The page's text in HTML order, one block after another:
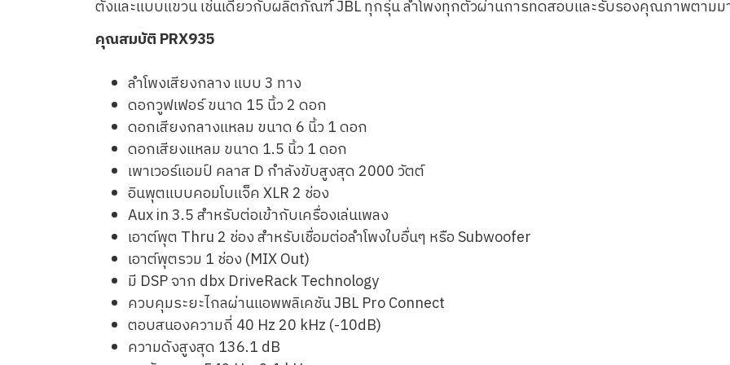
ตั้งและแบบแขวน เช่นเดียวกับผลิตภัณฑ์ JBL ทุกรุ่น ลำโพงทุกตัวผ่านการทดสอบและรับรองคุณภาพตาม
คุณสมบัติ PRX935
ลำโพงเสียงกลาง แบบ 3 ทาง
ดอกวูฟเฟอร์ ขนาด 15 นิ้ว 2 ดอก
ดอกเสียงกลางแหลม ขนาด 6 นิ้ว 1 ดอก
ดอกเสียงแหลม ขนาด 1.5 นิ้ว 1 ดอก
เพาเวอร์แอมป์ คลาส D กำลังขับสูงสุด 2000 วัตต์
อินพุตแบบคอมโบแจ็ค XLR 2 ช่อง
Aux in 3.5 สำหรับต่อเข้ากับเครื่องเล่นเพลง
เอาต์พุต Thru 2 ช่อง สำหรับเชื่อมต่อลำโพงใบอื่นๆ หรือ Subwoofer
เอาต์พุตรวม 1 ช่อง (MIX Out)
มี DSP จาก dbx DriveRack Technology
ควบคุมระยะไกลผ่านแอพพลิเคชัน JBL Pro Connect
ตอบสนองความถี่ 40 Hz 20 kHz (-10dB)
ความดังสูงสุด 136.1 dB